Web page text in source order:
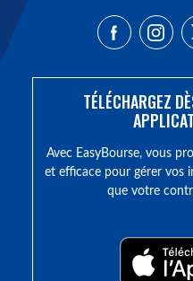
TÉLÉCHARGEZ
Avec EasyBourse, vous
et efficace pour gérer vos
que votre